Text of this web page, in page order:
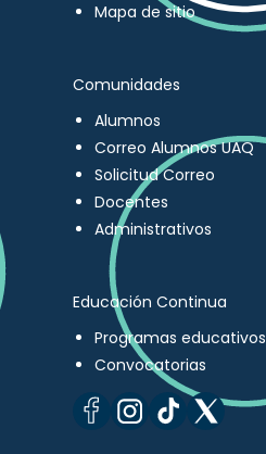
Mapa de sitio
Comunidades
Alumnos
Correo Alumnos UAQ
Solicitud Correo
Docentes
Administrativos
Educación Continua
Programas educativos
Convocatorias